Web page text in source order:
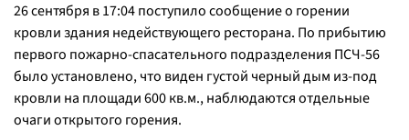
26 сентября в 17:04 поступило сообщение о горении
кровли здания недействующего ресторана. По прибытию
первого пожарно-спасательного подразделения ПСЧ-56
было установлено, что виден густой черный дым из-под
кровли на площади 600 кв.м., наблюдаются отдельные
очаги открытого горения.